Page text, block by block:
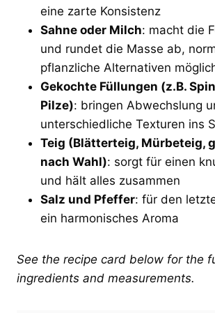
eine zarte Konsistenz
Sahne oder Milch: macht die
und rundet die Masse ab,
pflanzliche Alternativen
Gekochte Füllungen (z.B.
Pilze): bringen Abwechslung
unterschiedliche Texturen ins
Teig (Blätterteig, Mürbeteig,
nach Wahl): sorgt für einen
und hält alles zusammen
Salz und Pfeffer: für den
ein harmonisches Aroma
See the recipe card below for the
ingredients and measurements.